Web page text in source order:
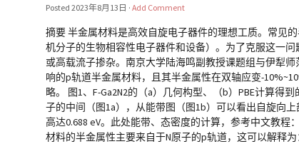
Posted2023年8月13日 ·Add Comment
摘要 半金属材料是高效自旋电子器件的理想工质。常见
机分子的生物相容性电子器件和设备）。为了克服这一
或高载流子掺杂。南京大学陆海鸣副教授课题组与伊犁
响的p轨道半金属材料，且其半金属性在双轴应变-
略。 图1、F-Ga2N2的（a）几何构型、（b）PBE计算
子的中间（图1a），从能带图（图1b）可以看出自旋向
高达0.688 eV。此处能带、态密度的计算，参考中文教
材料的半金属性主要来自于N原子的p轨道，这可以解释